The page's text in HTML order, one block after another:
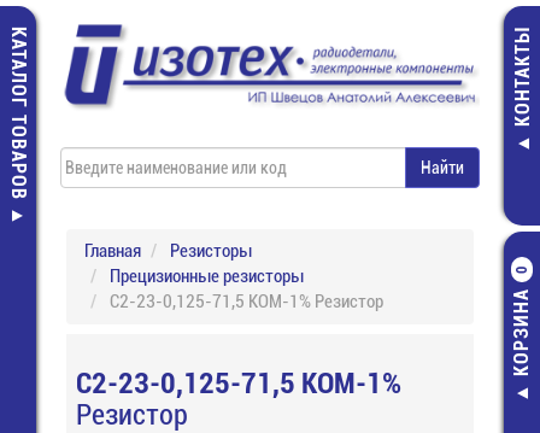
КАТАЛОГ ТОВАРОВ КОНТАКТЫ
КОРЗИНА
0
Главная
Резисторы
Прецизионные резисторы
С2-23-0,125-71,5 КОМ-1% Резистор
С2-23-0,125-71,5 КОМ-1%
Резистор